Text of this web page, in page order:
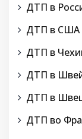
ДТП в
ДТП в США
ДТП в
ДТП в
ДТП в
ДТП во